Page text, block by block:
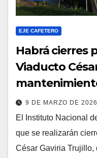
EJE CAFETERO
Habrá cierres
Viaducto
9 DE MARZO DE 2026
El Instituto Nacional
que se realizarán
César Gaviria